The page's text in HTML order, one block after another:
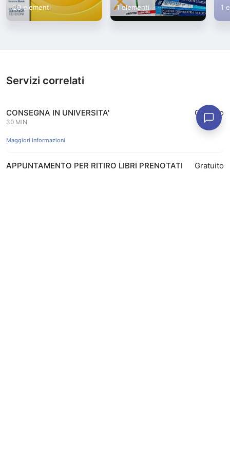
20 elementi 1 elementi 1
Servizi correlati
CONSEGNA IN UNIVERSITA'
30 MIN
Gratuito
Maggiori informazioni
APPUNTAMENTO PER RITIRO LIBRI PRENOTATI
Gratuito